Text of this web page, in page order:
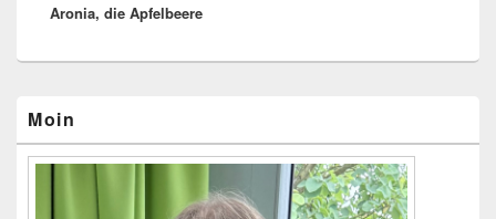
Beitrag:
Aronia, die Apfelbeere
Seitenleisten-
Widgetbereich
Moin